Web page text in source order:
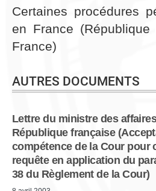
Certaines procédures
en France
France)
AUTRES DOCUMENTS
Lettre du ministre des
République française
compétence de la Cour pour
requête en application du
38 du Règlement de la Cour)